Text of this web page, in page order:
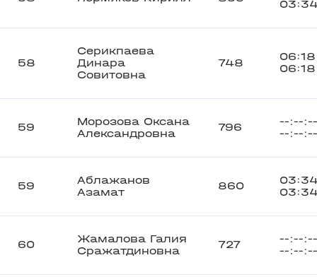
58
Серикпаева
Динара
Совитовна
748
59
Морозова Оксана
Александровна
796
--:--:--
--:--:--
59
Аблажанов
Азамат
860
60
Жамалова Галия
Сражатдиновна
727
--:--:--
--:--:--